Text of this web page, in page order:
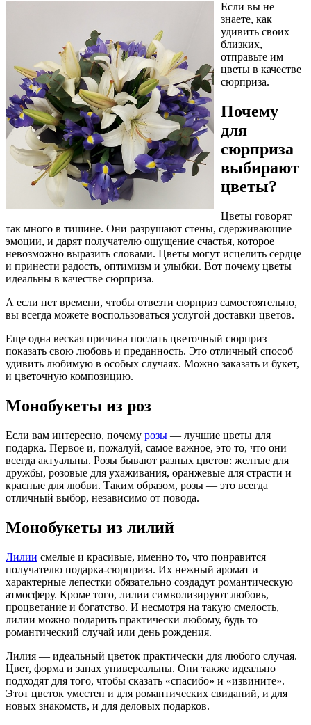
Если вы не
знаете, как
удивить своих
близких,
отправьте им
цветы в качестве
сюрприза.
Почему
для
сюрприза
выбирают
цветы?
Цветы говорят
так много в тишине. Они разрушают стены, сдерживающие
эмоции, и дарят получателю ощущение счастья, которое
невозможно выразить словами. Цветы могут исцелить сердце
и принести радость, оптимизм и улыбки. Вот почему цветы
идеальны в качестве сюрприза.
А если нет времени, чтобы отвезти сюрприз самостоятельно,
вы всегда можете воспользоваться услугой доставки цветов.
Еще одна веская причина послать цветочный сюрприз —
показать свою любовь и преданность. Это отличный способ
удивить любимую в особых случаях. Можно заказать и букет,
и цветочную композицию.
Монобукеты из роз
Если вам интересно, почему розы — лучшие цветы для
подарка. Первое и, пожалуй, самое важное, это то, что они
всегда актуальны. Розы бывают разных цветов: желтые для
дружбы, розовые для ухаживания, оранжевые для страсти и
красные для любви. Таким образом, розы — это всегда
отличный выбор, независимо от повода.
Монобукеты из лилий
Лилии смелые и красивые, именно то, что понравится
получателю подарка-сюрприза. Их нежный аромат и
характерные лепестки обязательно создадут романтическую
атмосферу. Кроме того, лилии символизируют любовь,
процветание и богатство. И несмотря на такую смелость,
лилии можно подарить практически любому, будь то
романтический случай или день рождения.
Лилия — идеальный цветок практически для любого случая.
Цвет, форма и запах универсальны. Они также идеально
подходят для того, чтобы сказать «спасибо» и «извините».
Этот цветок уместен и для романтических свиданий, и для
новых знакомств, и для деловых подарков.